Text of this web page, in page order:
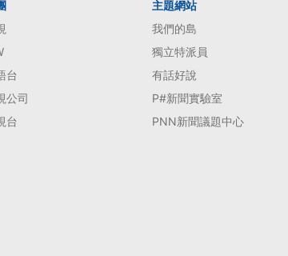
台
公司
台
主題網站
我們的島
獨立特派員
有話好說
P#新聞實驗室
PNN新聞議題中心